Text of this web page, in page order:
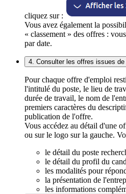
cliquez sur :
Vous avez également la
« classement » des offres :
par date.
4. Consulter les offres issues
Pour chaque offre d'emploi
l'intitulé du poste, le lieu de
durée de travail, le nom de
premiers caractères du
publication de l'offre.
Vous accédez au détail d'une
ou sur le logo sur la gauche.
le détail du poste
le détail du profil du
les modalités pour
la présentation de
les informations